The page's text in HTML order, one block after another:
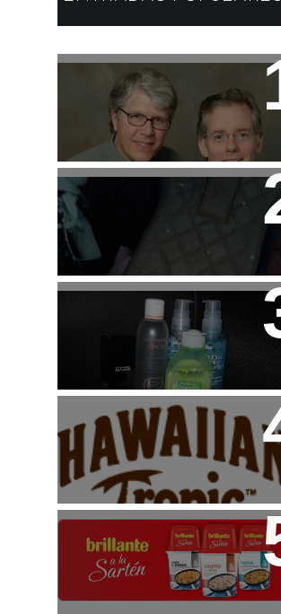
Libros: Serie
Pendergast de Douglas
Preston y Lincoln Child
Tip: Cuidado con las
Sneakers de HAKEI
Beauty: Mi "Rutina"
Facial
Haul: Dúo de Productos
Hawaiian Tropic para el
Veranito
Estudio de Opinión:
Brillante a la Sartén